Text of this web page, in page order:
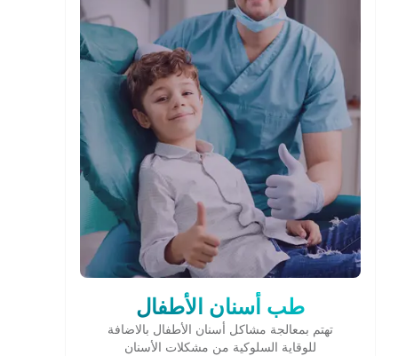
طب أسنان الأطفال
تهتم بمعالجة مشاكل أسنان الأطفال بالاضافة
للوقاية السلوكية من مشكلات الأسنان